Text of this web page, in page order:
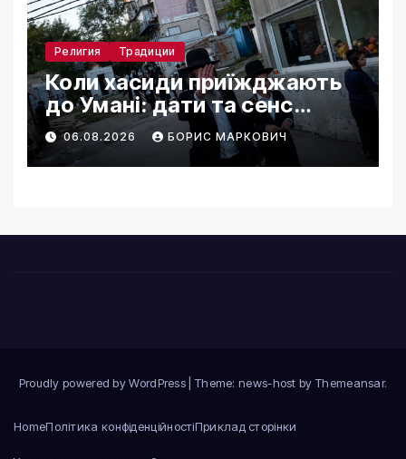
Религия Традиции
Коли хасиди приїжджають
до Умані: дати та сенс
паломництва
06.08.2026 БОРИС МАРКОВИЧ
Proudly powered by WordPress Theme: news-host by Themeansar.
HomeПолітика конфіденційностіПриклад сторінки